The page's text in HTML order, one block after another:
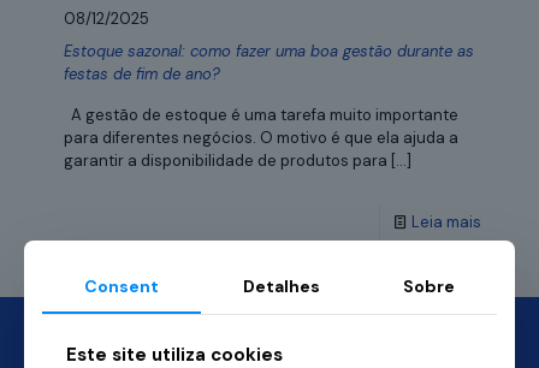
08/12/2025
Estoque sazonal: como fazer uma boa gestão durante as
festas de fim de ano?
A gestão de estoque é uma tarefa muito importante
para diferentes negócios. O motivo é que ela ajuda a
garantir a disponibilidade de produtos para […]
Leia mais
Consent Detalhes Sobre
Este site utiliza cookies